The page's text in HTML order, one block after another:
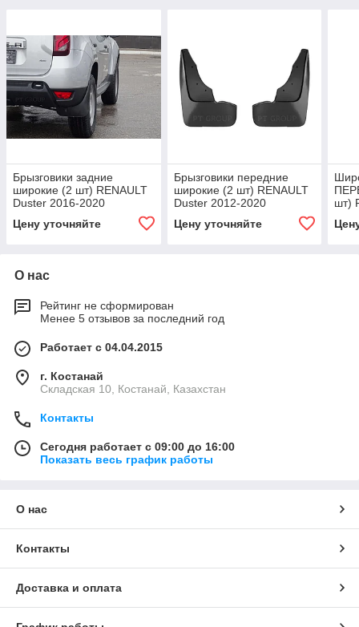
Брызговики задние
широкие (2 шт) RENAULT
Duster 2016-2020
Цену уточняйте
Брызговики передние
широкие (2 шт) RENAULT
Duster 2012-2020
Цену уточняйте
шт)
О нас
Рейтинг не сформирован
Менее 5 отзывов за последний год
Работает с 04.04.2015
г. Костанай
Складская 10, Костанай, Казахстан
Контакты
Сегодня работает с 09:00 до 16:00
Показать весь график работы
О нас
Контакты
Доставка и оплата